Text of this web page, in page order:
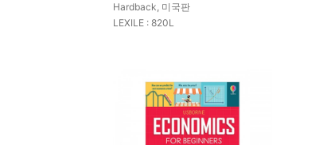
Hardback, 미국판
LEXILE : 820L